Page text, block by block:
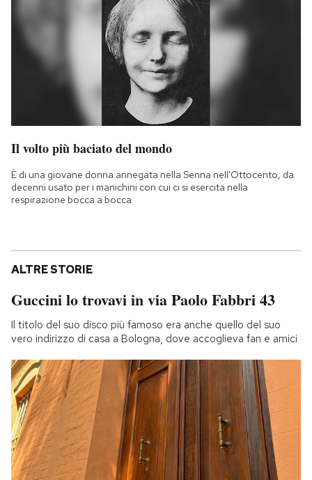
Il volto più baciato del mondo
È di una giovane donna annegata nella Senna nell'Ottocento, da
decenni usato per i manichini con cui ci si esercita nella
respirazione bocca a bocca
ALTRE STORIE
Guccini lo trovavi in via Paolo Fabbri 43
Il titolo del suo disco più famoso era anche quello del suo
vero indirizzo di casa a Bologna, dove accoglieva fan e amici